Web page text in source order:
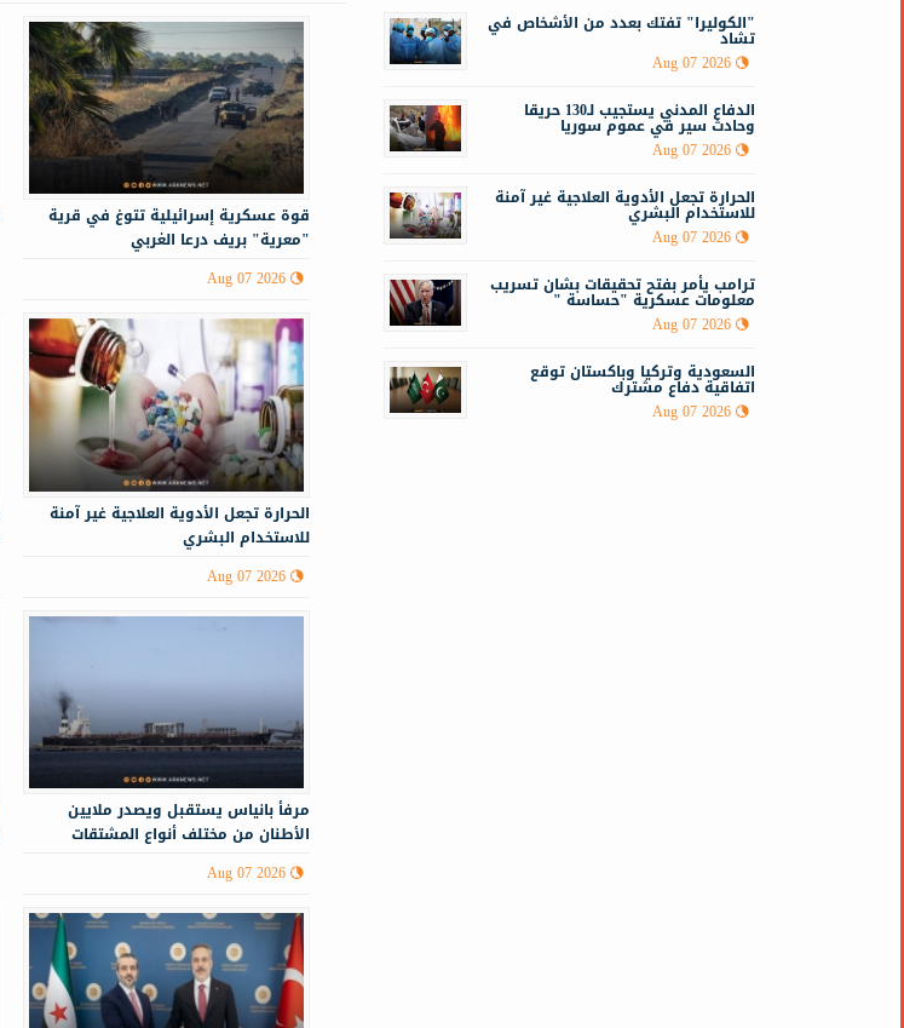
قوة عسكرية إسرائيلية تتوغ في قرية
"معرية" بريف درعا الغربي
Aug 07 2026
الحرارة تجعل الأدوية العلاجية غير آمنة
للاستخدام البشري
Aug 07 2026
مرفأ بانياس يستقبل ويصدر ملايين
الأطنان من مختلف أنواع المشتقات
Aug 07 2026
"الكوليرا" تفتك بعدد من الأشخاص في
تشاد
Aug 07 2026
الدفاع المدني يستجيب لـ130 حريقا
وحادث سير في عموم سوريا
Aug 07 2026
الحرارة تجعل الأدوية العلاجية غير آمنة
للاستخدام البشري
Aug 07 2026
ترامب يأمر بفتح تحقيقات بشان تسريب
معلومات عسكرية "حساسة "
Aug 07 2026
السعودية وتركيا وباكستان توقع
اتفاقية دفاع مشترك
Aug 07 2026